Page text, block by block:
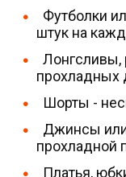
Футболки
штук на
Лонгсливы,
прохладных
Шорты -
Джинсы или
прохладной
Платья,